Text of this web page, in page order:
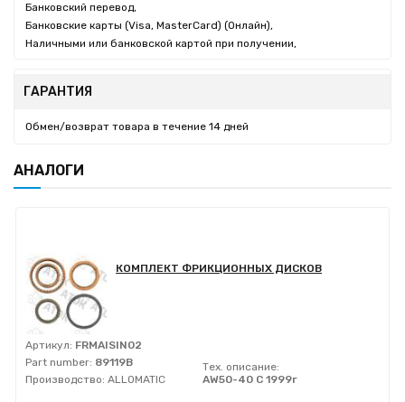
Банковский перевод,
Банковские карты (Visa, MasterCard) (Онлайн),
Наличными или банковской картой при получении,
ГАРАНТИЯ
Обмен/возврат товара в течение 14 дней
АНАЛОГИ
КОМПЛЕКТ ФРИКЦИОННЫХ ДИСКОВ
Артикул: FRMAISIN02
Part number: 89119B
Производство: ALLOMATIC
Тех. описание:
AW50-40 C 1999г